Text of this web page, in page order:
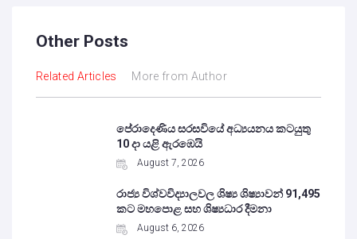
Other Posts
Related Articles More from Author
පේරාදෙණිය සරසවියේ අධ්‍යයනය කටයුතු
10 දා යළි ඇරඹෙයි
August 7, 2026
රාජ්‍ය විශ්වවිද්‍යාලවල ශිෂ්‍ය ශිෂ්‍යාවන් 91,495
කට මහපොළ සහ ශිෂ්‍යධාර දීමනා
August 6, 2026